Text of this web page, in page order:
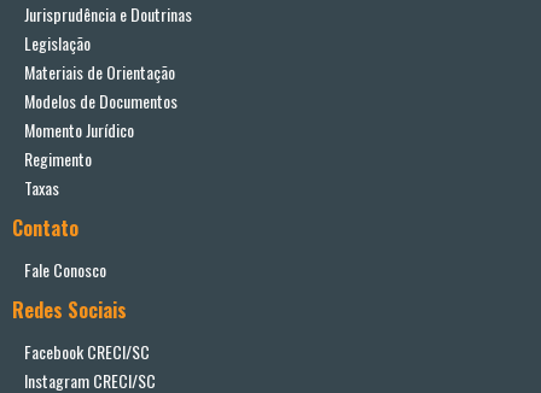
Jurisprudência e Doutrinas
Legislação
Materiais de Orientação
Modelos de Documentos
Momento Jurídico
Regimento
Taxas
Contato
Fale Conosco
Redes Sociais
Facebook CRECI/SC
Instagram CRECI/SC